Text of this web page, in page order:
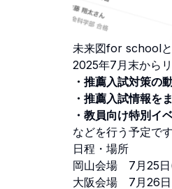
未来図for schoolと
2025年7月末から
・推薦入試対策の
・推薦入試情報を
・教員向け特別イ
などを行う予定です
日程・場所
岡山会場 7月25日
大阪会場 7月26日